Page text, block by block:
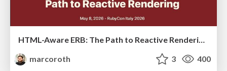
HTML-Aware ERB: The Path to Reactive Rendering @ RubyCon 2026, Rimini, Italy
marcoroth
3 400